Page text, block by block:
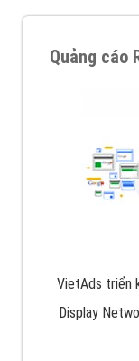
Quảng cáo
VietAds triển
Display